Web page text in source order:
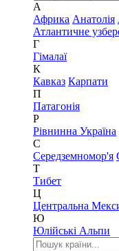
А
Африка Анатолія
Атлантичне
Г
Гімалаї
К
Кавказ Карпати
П
Патагонія
Р
Рівнинна Україна
С
Середземномор'я
Т
Тибет
Ц
Центральна
Ю
Юлійські Альпи